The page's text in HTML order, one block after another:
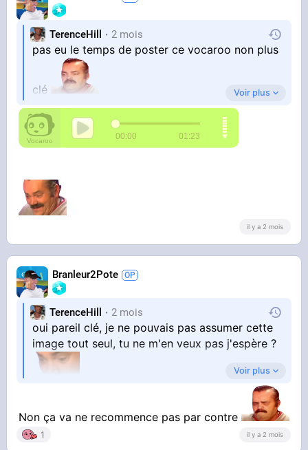
TerenceHill 2 mois
pas eu le temps de poster ce vocaroo non plus
clé Voir plus
il y a 2 mois
Branleur2Pote
TerenceHill 2 mois
oui pareil clé, je ne pouvais pas assumer cette
image tout seul, tu ne m'en veux pas j'espère ?
Voir plus
Non ça va ne recommence pas par contre
1 il y a 2 mois